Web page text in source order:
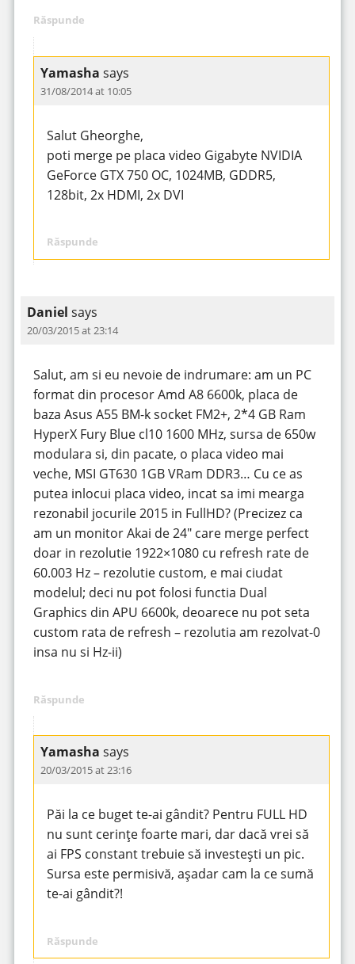
Răspunde
Yamasha says
31/08/2014 at 10:05
Salut Gheorghe,
poti merge pe placa video Gigabyte NVIDIA
GeForce GTX 750 OC, 1024MB, GDDR5,
128bit, 2x HDMI, 2x DVI
Răspunde
Daniel says
20/03/2015 at 23:14
Salut, am si eu nevoie de indrumare: am un PC
format din procesor Amd A8 6600k, placa de
baza Asus A55 BM-k socket FM2+, 2*4 GB Ram
HyperX Fury Blue cl10 1600 MHz, sursa de 650w
modulara si, din pacate, o placa video mai
veche, MSI GT630 1GB VRam DDR3… Cu ce as
putea inlocui placa video, incat sa imi mearga
rezonabil jocurile 2015 in FullHD? (Precizez ca
am un monitor Akai de 24″ care merge perfect
doar in rezolutie 1922×1080 cu refresh rate de
60.003 Hz – rezolutie custom, e mai ciudat
modelul; deci nu pot folosi functia Dual
Graphics din APU 6600k, deoarece nu pot seta
custom rata de refresh – rezolutia am rezolvat-0
insa nu si Hz-ii)
Răspunde
Yamasha says
20/03/2015 at 23:16
Păi la ce buget te-ai gândit? Pentru FULL HD
nu sunt cerințe foarte mari, dar dacă vrei să
ai FPS constant trebuie să investești un pic.
Sursa este permisivă, așadar cam la ce sumă
te-ai gândit?!
Răspunde